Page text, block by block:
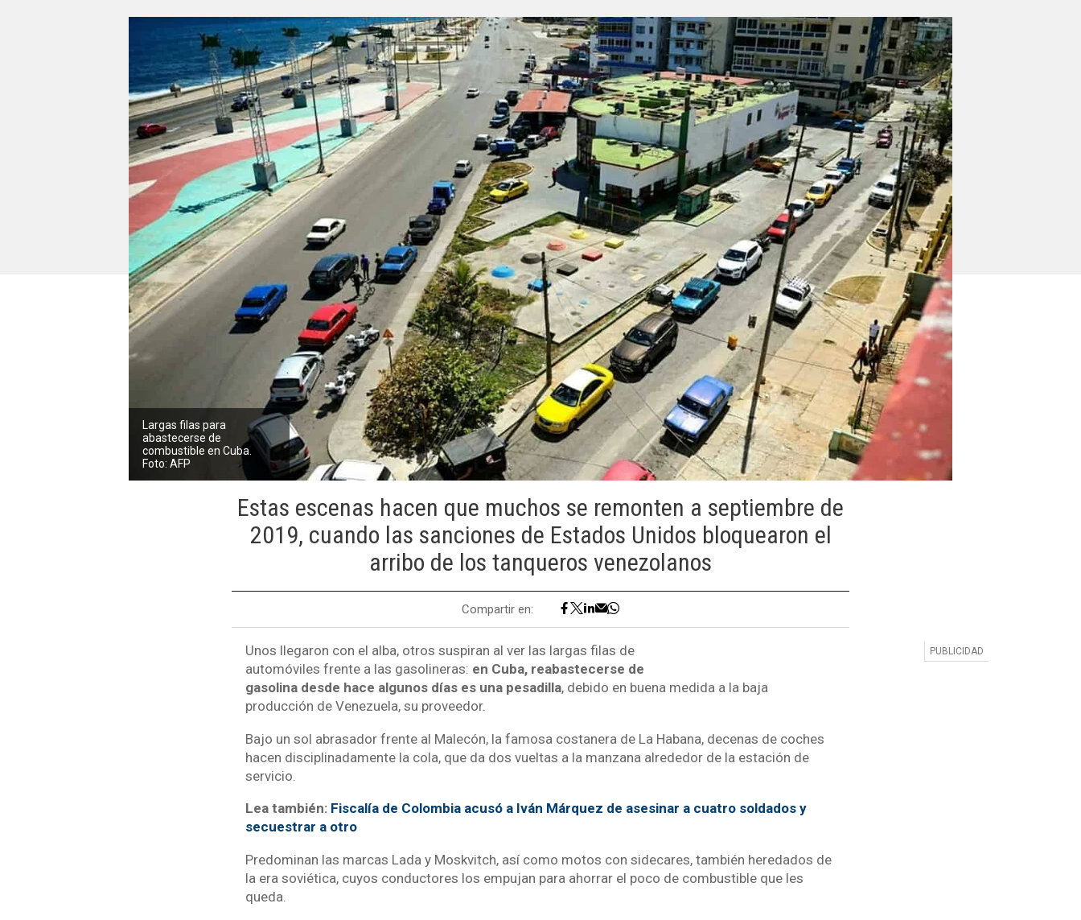
Largas filas para
abastecerse de
combustible en Cuba.
Foto: AFP
Estas escenas hacen que muchos se remonten a septiembre de
2019, cuando las sanciones de Estados Unidos bloquearon el
arribo de los tanqueros venezolanos
Compartir en:
Unos llegaron con el alba, otros suspiran al ver las largas filas de
automóviles frente a las gasolineras: en Cuba, reabastecerse de
gasolina desde hace algunos días es una pesadilla, debido en buena medida a la baja
producción de Venezuela, su proveedor.
Bajo un sol abrasador frente al Malecón, la famosa costanera de La Habana, decenas de coches
hacen disciplinadamente la cola, que da dos vueltas a la manzana alrededor de la estación de
servicio.
Lea también: Fiscalía de Colombia acusó a Iván Márquez de asesinar a cuatro soldados y
secuestrar a otro
Predominan las marcas Lada y Moskvitch, así como motos con sidecares, también heredados de
la era soviética, cuyos conductores los empujan para ahorrar el poco de combustible que les
queda.